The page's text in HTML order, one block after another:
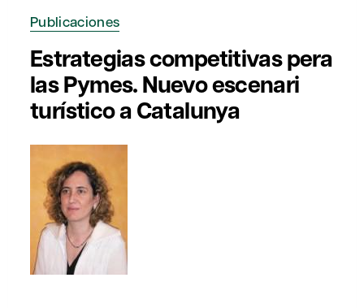
Publicaciones
Estrategias competitivas pera
las Pymes. Nuevo escenari
turístico a Catalunya